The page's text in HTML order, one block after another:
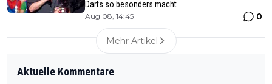
Darts so besonders macht
Aug 08, 14:45 0
Mehr Artikel
Aktuelle Kommentare